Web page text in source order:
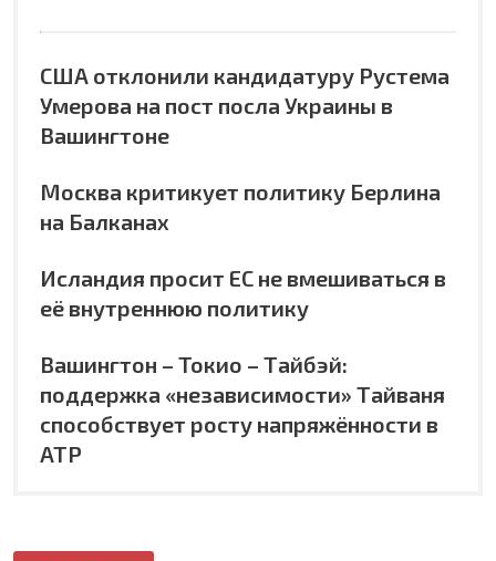
США отклонили кандидатуру Рустема
Умерова на пост посла Украины в
Вашингтоне
Москва критикует политику Берлина
на Балканах
Исландия просит ЕС не вмешиваться в
её внутреннюю политику
Вашингтон – Токио – Тайбэй:
поддержка «независимости» Тайваня
способствует росту напряжённости в
АТР